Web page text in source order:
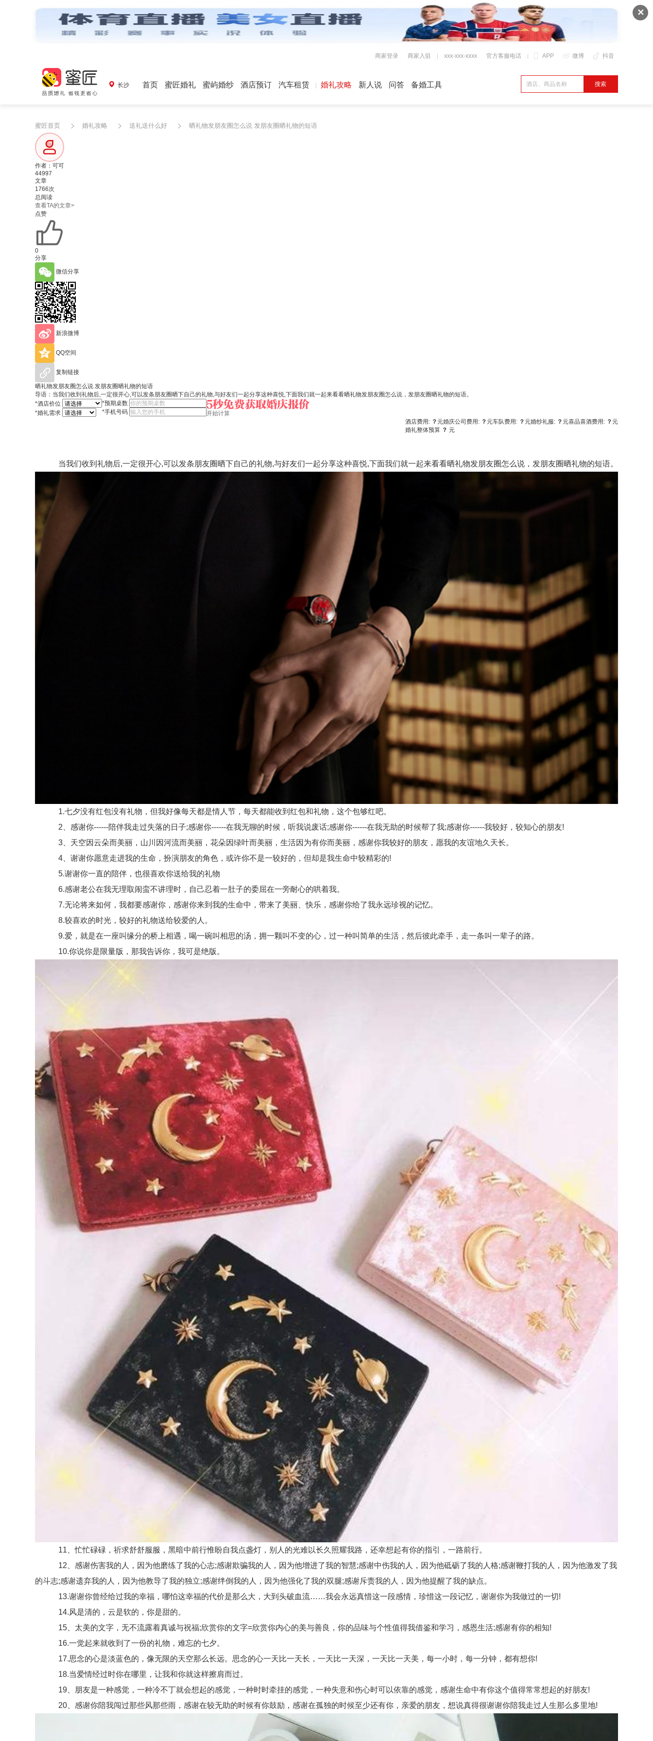
✕
APP 微博 抖音
商家登录 商家入驻 xxx-xxx-xxxx 官方客服电话
长沙 首页 蜜匠婚礼 蜜屿婚纱 酒店预订 汽车租赁 婚礼攻略 新人说 问答 备婚工具
蜜匠首页 婚礼攻略 送礼送什么好 晒礼物发朋友圈怎么说 发朋友圈晒礼物的短语
作者：可可
44997
文章
1766次
总阅读
查看TA的文章>
点赞
0
分享
微信分享
新浪微博
QQ空间
复制链接
晒礼物发朋友圈怎么说 发朋友圈晒礼物的短语
导语：当我们收到礼物后,一定很开心,可以发条朋友圈晒下自己的礼物,与好友们一起分享这种喜悦,下面我们就一起来看看晒礼物发朋友圈怎么说，发朋友圈晒礼物的短语。
*酒店价位
*婚礼需求
*预期桌数
*手机号码
开始计算
酒店费用: ？元婚庆公司费用: ？元车队费用: ？元婚纱礼服: ？元喜品喜酒费用: ？元
婚礼整体预算 ？ 元
当我们收到礼物后,一定很开心,可以发条朋友圈晒下自己的礼物,与好友们一起分享这种喜悦,下面我们就一起来看看晒礼物发朋友圈怎么说，发朋友圈晒礼物的短语。
1.七夕没有红包没有礼物，但我好像每天都是情人节，每天都能收到红包和礼物，这个包够红吧。
2、感谢你------陪伴我走过失落的日子;感谢你------在我无聊的时候，听我说废话;感谢你------在我无助的时候帮了我;感谢你------我较好，较知心的朋友!
3、天空因云朵而美丽，山川因河流而美丽，花朵因绿叶而美丽，生活因为有你而美丽，感谢你我较好的朋友，愿我的友谊地久天长。
4、谢谢你愿意走进我的生命，扮演朋友的角色，或许你不是一较好的，但却是我生命中较精彩的!
5.谢谢你一直的陪伴，也很喜欢你送给我的礼物
6.感谢老公在我无理取闹蛮不讲理时，自己忍着一肚子的委屈在一旁耐心的哄着我。
7.无论将来如何，我都要感谢你，感谢你来到我的生命中，带来了美丽、快乐，感谢你给了我永远珍视的记忆。
8.较喜欢的时光，较好的礼物送给较爱的人。
9.爱，就是在一座叫缘分的桥上相遇，喝一碗叫相思的汤，拥一颗叫不变的心，过一种叫简单的生活，然后彼此牵手，走一条叫一辈子的路。
10.你说你是限量版，那我告诉你，我可是绝版。
11、忙忙碌碌，祈求舒舒服服，黑暗中前行惟盼自我点盏灯，别人的光难以长久照耀我路，还幸想起有你的指引，一路前行。
12、感谢伤害我的人，因为他磨练了我的心志;感谢欺骗我的人，因为他增进了我的智慧;感谢中伤我的人，因为他砥砺了我的人格;感谢鞭打我的人，因为他激发了我
的斗志;感谢遗弃我的人，因为他教导了我的独立;感谢绊倒我的人，因为他强化了我的双腿;感谢斥责我的人，因为他提醒了我的缺点。
13.谢谢你曾经给过我的幸福，哪怕这幸福的代价是那么大，大到头破血流……我会永远真惜这一段感情，珍惜这一段记忆，谢谢你为我做过的一切!
14.风是清的，云是软的，你是甜的。
15、太美的文字，无不流露着真诚与祝福;欣赏你的文字=欣赏你内心的美与善良，你的品味与个性值得我借鉴和学习，感恩生活;感谢有你的相知!
16.一觉起来就收到了一份的礼物，难忘的七夕。
17.思念的心是淡蓝色的，像无限的天空那么长远。思念的心一天比一天长，一天比一天深，一天比一天美，每一小时，每一分钟，都有想你!
18.当爱情经过时你在哪里，让我和你就这样擦肩而过。
19、朋友是一种感觉，一种冷不丁就会想起的感觉，一种时时牵挂的感觉，一种失意和伤心时可以依靠的感觉，感谢生命中有你这个值得常常想起的好朋友!
20、感谢你陪我闯过那些风那些雨，感谢在较无助的时候有你鼓励，感谢在孤独的时候至少还有你，亲爱的朋友，想说真得很谢谢你陪我走过人生那么多里地!